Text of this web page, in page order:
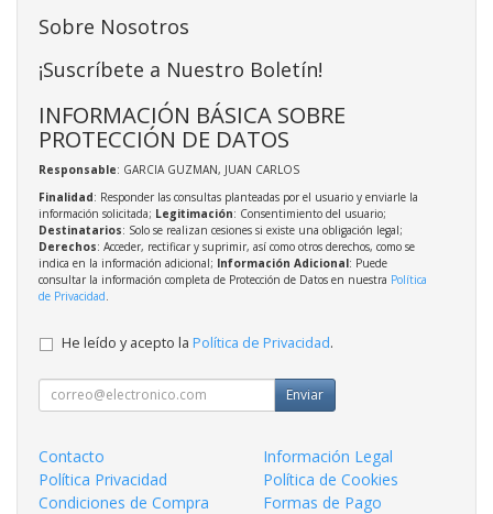
Sobre Nosotros
¡Suscríbete a Nuestro Boletín!
INFORMACIÓN BÁSICA SOBRE
PROTECCIÓN DE DATOS
Responsable: GARCIA GUZMAN, JUAN CARLOS
Finalidad: Responder las consultas planteadas por el usuario y enviarle la
información solicitada; Legitimación: Consentimiento del usuario;
Destinatarios: Solo se realizan cesiones si existe una obligación legal;
Derechos: Acceder, rectificar y suprimir, así como otros derechos, como se
indica en la información adicional; Información Adicional: Puede
consultar la información completa de Protección de Datos en nuestra Política
de Privacidad
He leído y acepto la Política de Privacidad.
Enviar
Contacto
Información Legal
Política Privacidad
Política de Cookies
Condiciones de Compra
Formas de Pago